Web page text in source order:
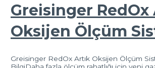
Greisinger RedOx
Oksijen Ölçüm
Greisinger RedOx Artık Oksijen Ölçüm